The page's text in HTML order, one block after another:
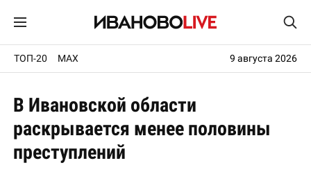
ТОП-20 MAX 9 августа 2026
В Ивановской области
раскрывается менее половины
преступлений